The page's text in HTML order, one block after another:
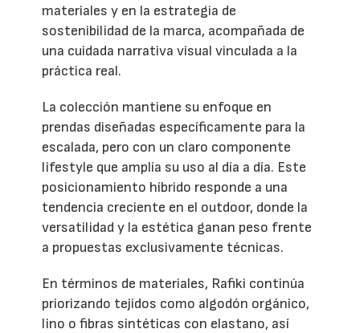
materiales y en la estrategia de
sostenibilidad de la marca, acompañada de
una cuidada narrativa visual vinculada a la
práctica real.
La colección mantiene su enfoque en
prendas diseñadas específicamente para la
escalada, pero con un claro componente
lifestyle que amplía su uso al día a día. Este
posicionamiento híbrido responde a una
tendencia creciente en el outdoor, donde la
versatilidad y la estética ganan peso frente
a propuestas exclusivamente técnicas.
En términos de materiales, Rafiki continúa
priorizando tejidos como algodón orgánico,
lino o fibras sintéticas con elastano, así